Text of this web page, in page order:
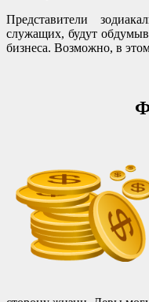
Представители
служащих, будут
бизнеса. Возможно, в